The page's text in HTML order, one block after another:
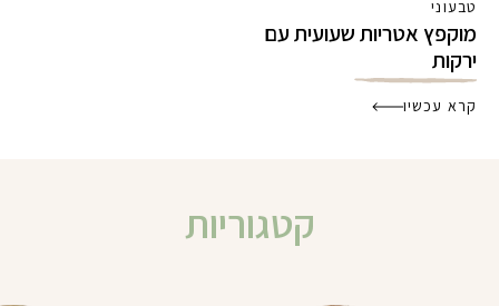
טבעוני
מוקפץ אטריות שעועית עם
ירקות
קרא עכשיו
קטגוריות